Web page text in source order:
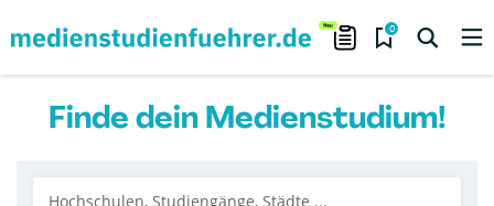
0
Finde dein Medienstudium!